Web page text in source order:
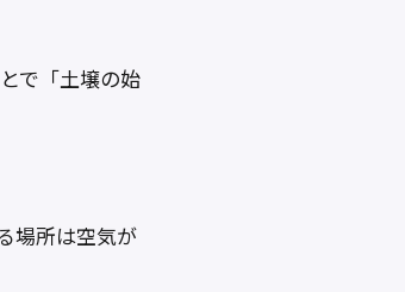
で「土壌の始
場所は空気が